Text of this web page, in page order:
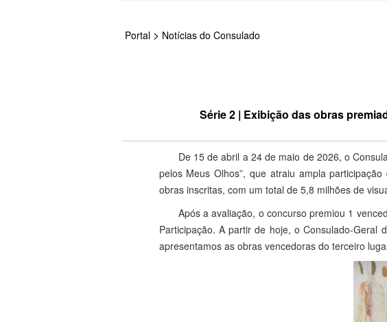
Portal> Notícias do Consulado
Série 2 | Exibição das obras
De 15 de abril a 24 de maio de 2026, o
pelos Meus Olhos”, que atraiu ampla
obras inscritas, com um total de 5,8 milhões de
Após a avaliação, o concurso premiou 1
Participação. A partir de hoje, o Consulado-
apresentamos as obras vencedoras do terceiro